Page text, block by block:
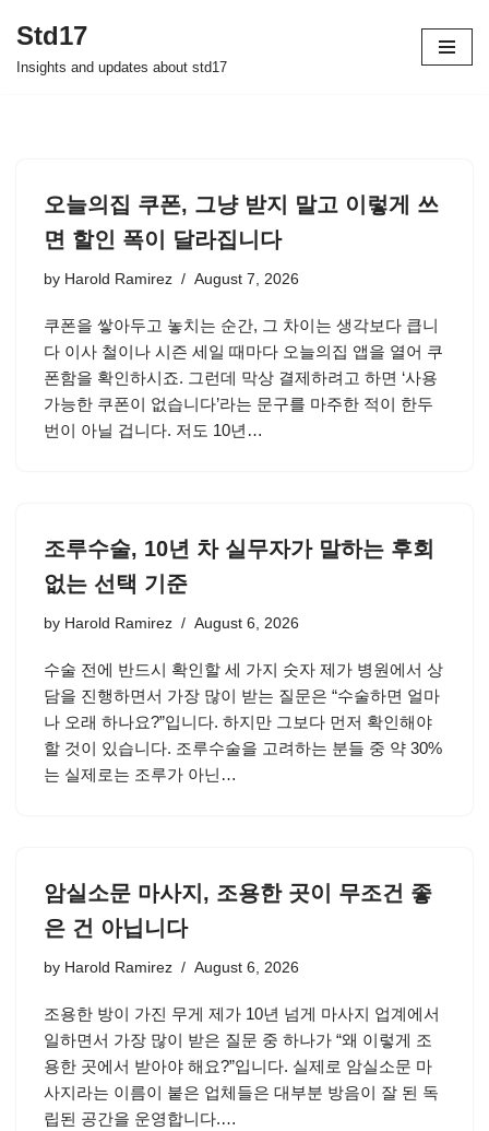
Skip
Std17
Insights and updates about std17
오늘의집 쿠폰, 그냥 받지 말고 이렇게 쓰
면 할인 폭이 달라집니다
by Harold Ramirez August 7, 2026
쿠폰을 쌓아두고 놓치는 순간, 그 차이는 생각보다 큽니
다 이사 철이나 시즌 세일 때마다 오늘의집 앱을 열어 쿠
폰함을 확인하시죠. 그런데 막상 결제하려고 하면 ‘사용
가능한 쿠폰이 없습니다’라는 문구를 마주한 적이 한두
번이 아닐 겁니다. 저도 10년…
조루수술, 10년 차 실무자가 말하는 후회
없는 선택 기준
by Harold Ramirez August 6, 2026
수술 전에 반드시 확인할 세 가지 숫자 제가 병원에서 상
담을 진행하면서 가장 많이 받는 질문은 “수술하면 얼마
나 오래 하나요?”입니다. 하지만 그보다 먼저 확인해야
할 것이 있습니다. 조루수술을 고려하는 분들 중 약 30%
는 실제로는 조루가 아닌…
암실소문 마사지, 조용한 곳이 무조건 좋
은 건 아닙니다
by Harold Ramirez August 6, 2026
조용한 방이 가진 무게 제가 10년 넘게 마사지 업계에서
일하면서 가장 많이 받은 질문 중 하나가 “왜 이렇게 조
용한 곳에서 받아야 해요?”입니다. 실제로 암실소문 마
사지라는 이름이 붙은 업체들은 대부분 방음이 잘 된 독
립된 공간을 운영합니다.…